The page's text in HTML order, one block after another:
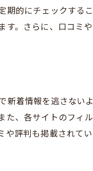
方法
ポイント
力
由
理由
的にチェックする
。さらに、口コミ
着情報を逃さない
、各サイトのフィ
評判も掲載されて